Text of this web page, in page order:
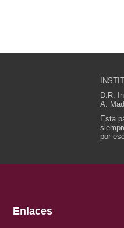
D.R.
A.
Esta
por
Enlaces